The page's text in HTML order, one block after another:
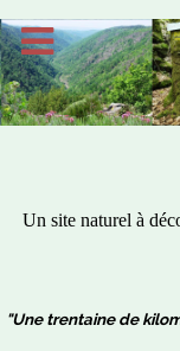
Un site naturel à
"Une trentaine de